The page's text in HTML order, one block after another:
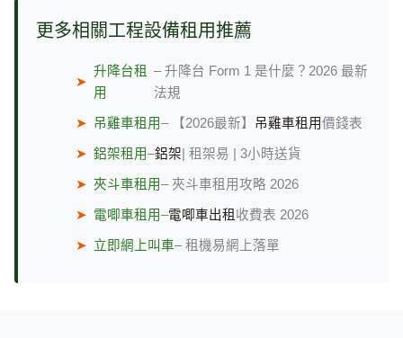
更多相關工程設備租用推薦
➤
升降台租
用
– 升降台 Form 1 是什麼？2026 最新
法規
➤ 吊雞車租用– 【2026最新】 吊雞車租用價錢表
➤ 鋁架租用–鋁架 | 租架易 | 3小時送貨
➤ 夾斗車租用– 夾斗車租用攻略 2026
➤ 電唧車租用–電唧車出租 收費表 2026
➤ 立即網上叫車– 租機易網上落單